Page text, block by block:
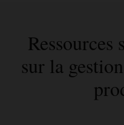
Ressources
sur la